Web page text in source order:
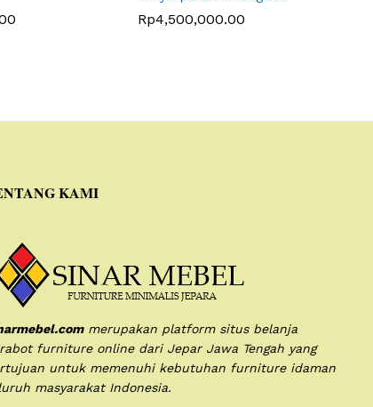
Rp4,500,000.00
KAMI
merupakan platform situs belanja
furniture online dari Jepar Jawa Tengah yang
untuk memenuhi kebutuhan furniture idaman
masyarakat Indonesia.